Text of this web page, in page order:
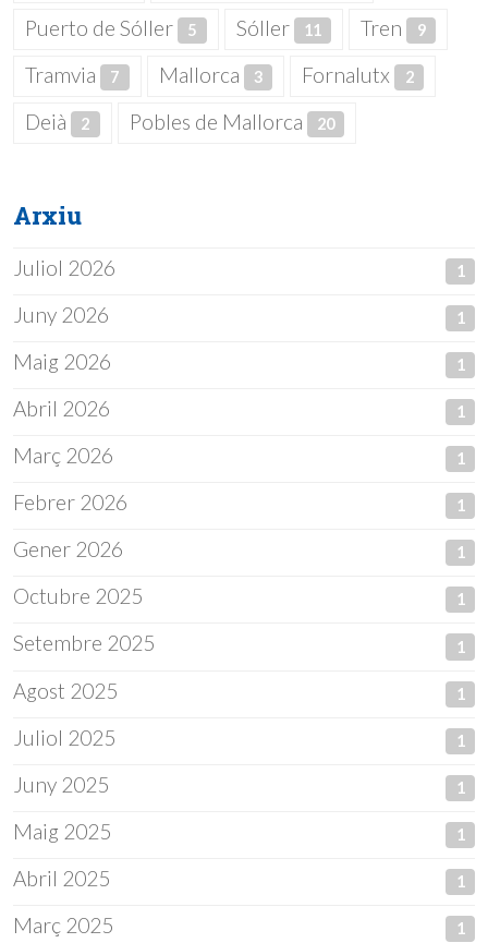
Puerto de Sóller 5 Sóller 11 Tren 9
Tramvia 7 Mallorca 3 Fornalutx 2
Deià 2 Pobles de Mallorca 20
Arxiu
Juliol 2026 1
Juny 2026 1
Maig 2026 1
Abril 2026 1
Març 2026 1
Febrer 2026 1
Gener 2026 1
Octubre 2025 1
Setembre 2025 1
Agost 2025 1
Juliol 2025 1
Juny 2025 1
Maig 2025 1
Abril 2025 1
Març 2025 1